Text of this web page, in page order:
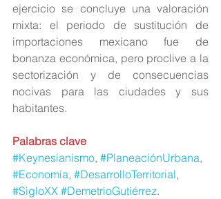
ejercicio se concluye una valoración
mixta: el periodo de sustitución de
importaciones mexicano fue de
bonanza económica, pero proclive a la
sectorización y de consecuencias
nocivas para las ciudades y sus
habitantes.
Palabras clave
#Keynesianismo, #PlaneaciónUrbana,
#Economía, #DesarrolloTerritorial,
#SigloXX #DemetrioGutiérrez.